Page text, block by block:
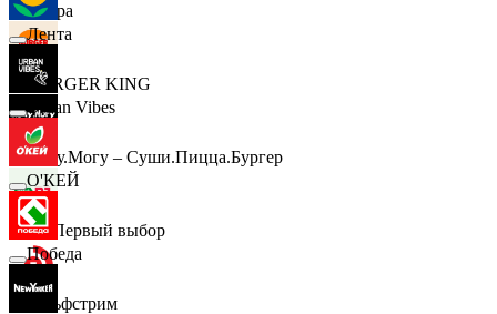
7 утра
BURGER KING
Хочу.Могу – Суши.Пицца.Бургер
B1 Первый выбор
Гольфстрим
Лента
Urban Vibes
О'КЕЙ
Победа